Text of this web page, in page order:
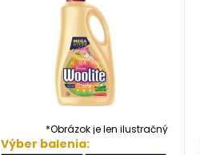
*Obrázok je len ilustračný
Výber balenia: